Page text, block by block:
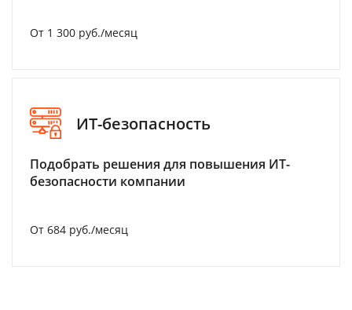
От 1 300 руб./месяц
ИТ-безопасность
Подобрать решения для повышения ИТ-
безопасности компании
От 684 руб./месяц